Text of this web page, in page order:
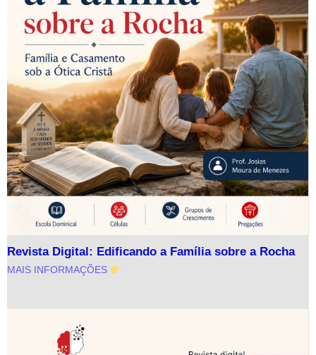
Revista Digital: Edificando a Família sobre a Rocha
MAIS INFORMAÇÕES